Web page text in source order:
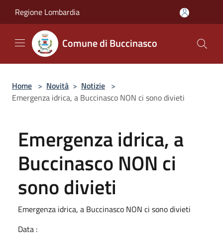
Regione Lombardia
Comune di Buccinasco
Home > Novità > Notizie >
Emergenza idrica, a Buccinasco NON ci sono divieti
Emergenza idrica, a
Buccinasco NON ci
sono divieti
Emergenza idrica, a Buccinasco NON ci sono divieti
Data :